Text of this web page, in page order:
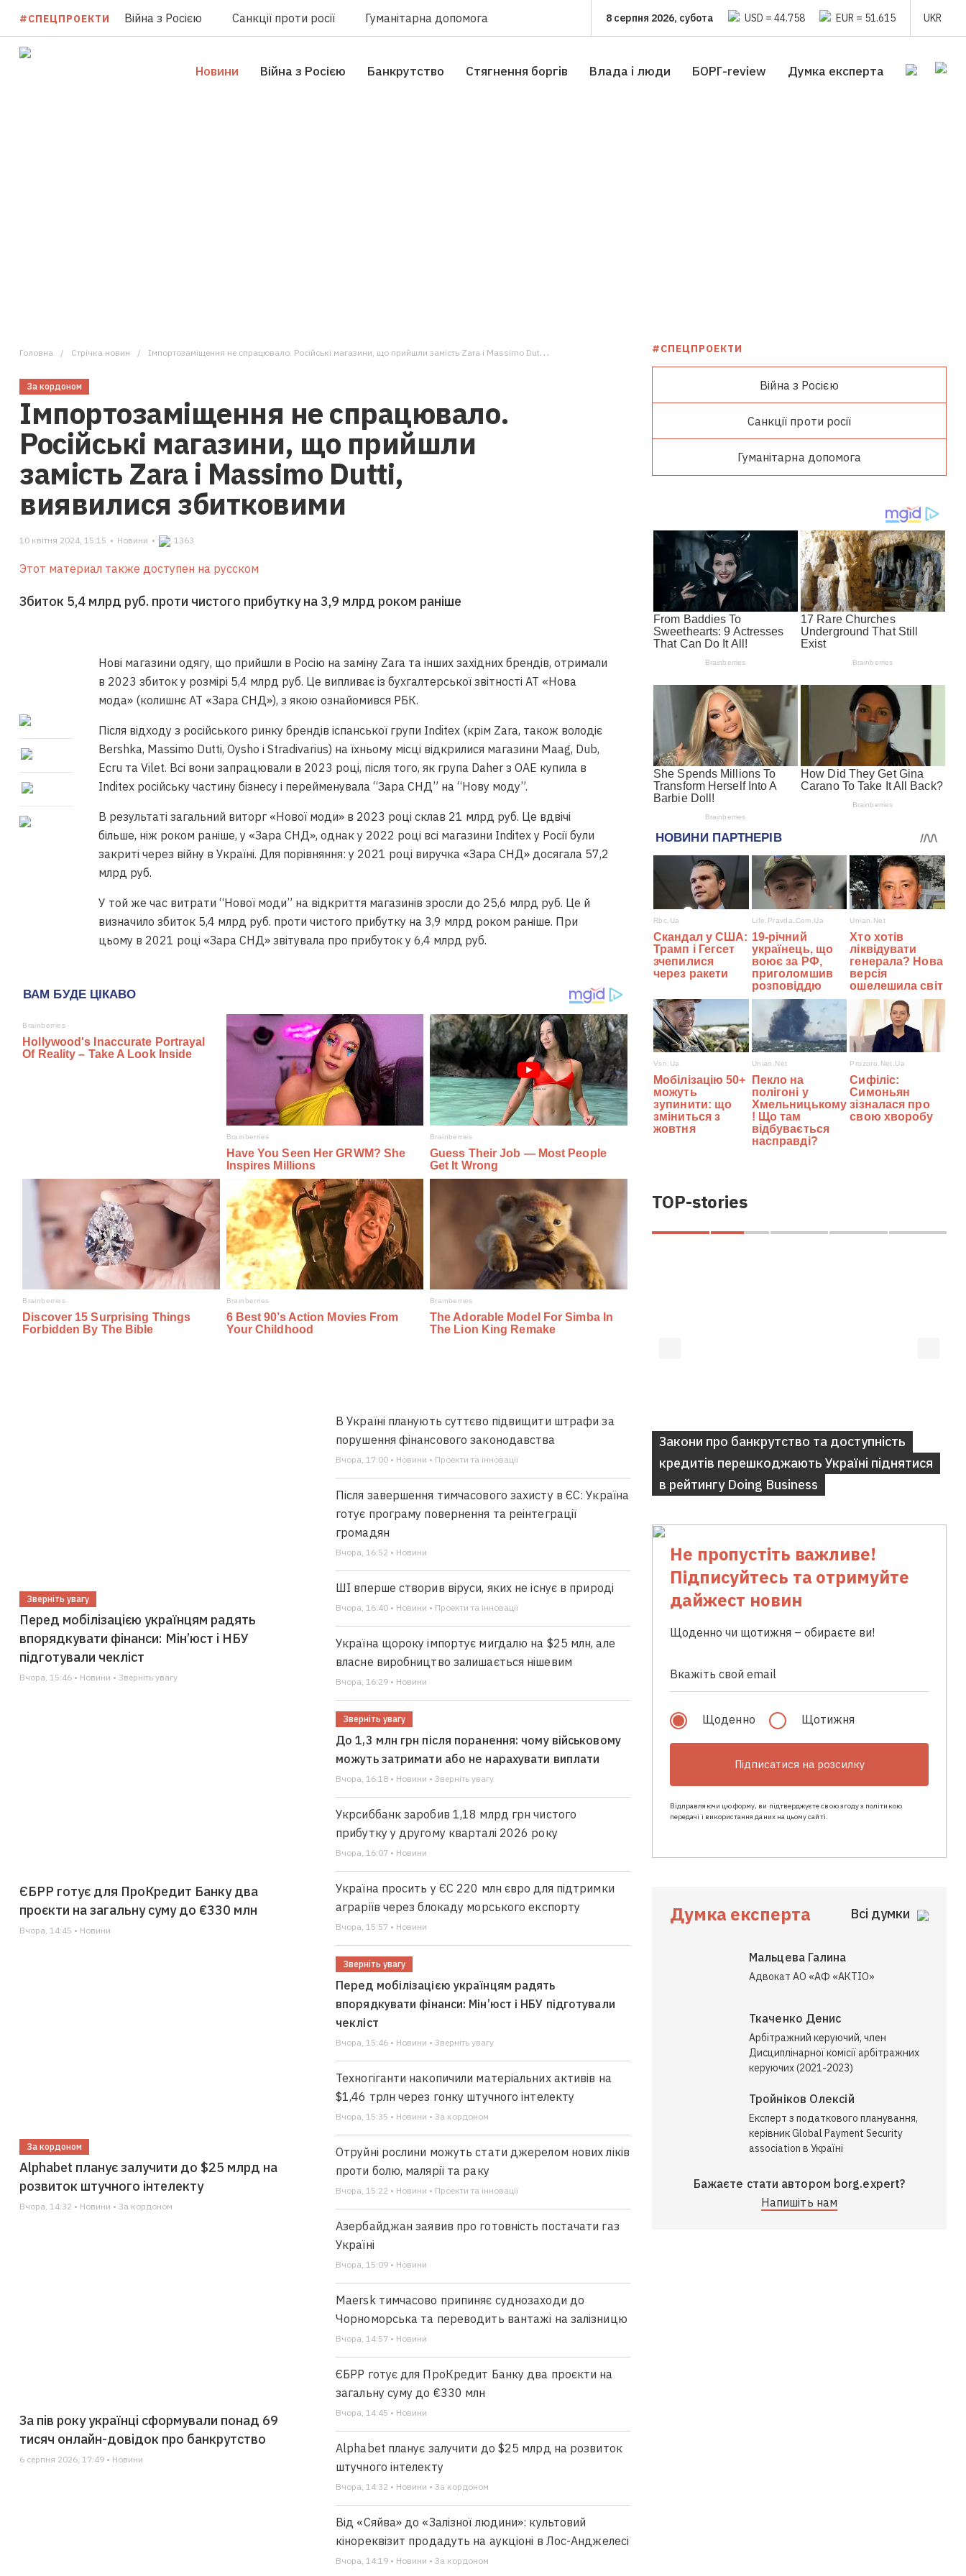
#СПЕЦПРОЕКТИ Війна з Росією Санкції проти росії Гуманітарна допомога 8 серпня 2026, субота USD = 44.758 EUR = 51.615 UKR
Новини Війна з Росією Банкрутство Стягнення боргiв Влада i люди БОРГ-review Думка експерта
Головна Стрічка новин Імпортозаміщення не спрацювало. Російські магазини, що прийшли замість Zara і Massimo Dutti, виявилися збитковими
За кордоном
Імпортозаміщення не спрацювало.
Російські магазини, що прийшли
замість Zara і Massimo Dutti,
виявилися збитковими
10 квітня 2024, 15:15 • Новини • 1363
Этот материал также доступен на русском
Збиток 5,4 млрд руб. проти чистого прибутку на 3,9 млрд роком раніше
Нові магазини одягу, що прийшли в Росію на заміну Zara та інших західних брендів, отримали
в 2023 збиток у розмірі 5,4 млрд руб. Це випливає із бухгалтерської звітності АТ «Нова
мода» (колишнє АТ «Зара СНД»), з якою ознайомився РБК.
Після відходу з російського ринку брендів іспанської групи Inditex (крім Zara, також володіє
Bershka, Massimo Dutti, Oysho і Stradivarius) на їхньому місці відкрилися магазини Maag, Dub,
Ecru та Vilet. Всі вони запрацювали в 2023 році, після того, як група Daher з ОАЕ купила в
Inditex російську частину бізнесу і перейменувала “Зара СНД” на “Нову моду”.
В результаті загальний виторг «Нової моди» в 2023 році склав 21 млрд руб. Це вдвічі
більше, ніж роком раніше, у «Зара СНД», однак у 2022 році всі магазини Inditex у Росії були
закриті через війну в Україні. Для порівняння: у 2021 році виручка «Зара СНД» досягала 57,2
млрд руб.
У той же час витрати “Нової моди” на відкриття магазинів зросли до 25,6 млрд руб. Це й
визначило збиток 5,4 млрд руб. проти чистого прибутку на 3,9 млрд роком раніше. При
цьому в 2021 році «Зара СНД» звітувала про прибуток у 6,4 млрд руб.
Зверніть увагу
Перед мобілізацією українцям радять
впорядкувати фінанси: Мін’юст і НБУ
підготували чекліст
Вчора, 15:46 • Новини • Зверніть увагу
ЄБРР готує для ПроКредит Банку два
проєкти на загальну суму до €330 млн
Вчора, 14:45 • Новини
За кордоном
Alphabet планує залучити до $25 млрд на
розвиток штучного інтелекту
Вчора, 14:32 • Новини • За кордоном
За пів року українці сформували понад 69
тисяч онлайн-довідок про банкрутство
6 серпня 2026, 17:49 • Новини
В Україні планують суттєво підвищити штрафи за
порушення фінансового законодавства
Вчора, 17:00 • Новини • Проекти та інновації
Після завершення тимчасового захисту в ЄС: Україна
готує програму повернення та реінтеграції
громадян
Вчора, 16:52 • Новини
ШІ вперше створив віруси, яких не існує в природі
Вчора, 16:40 • Новини • Проекти та інновації
Україна щороку імпортує мигдалю на $25 млн, але
власне виробництво залишається нішевим
Вчора, 16:29 • Новини
Зверніть увагу
До 1,3 млн грн після поранення: чому військовому
можуть затримати або не нарахувати виплати
Вчора, 16:18 • Новини • Зверніть увагу
Укрсиббанк заробив 1,18 млрд грн чистого
прибутку у другому кварталі 2026 року
Вчора, 16:07 • Новини
Україна просить у ЄС 220 млн євро для підтримки
аграріїв через блокаду морського експорту
Вчора, 15:57 • Новини
Зверніть увагу
Перед мобілізацією українцям радять
впорядкувати фінанси: Мін’юст і НБУ підготували
чекліст
Вчора, 15:46 • Новини • Зверніть увагу
Техногіганти накопичили матеріальних активів на
$1,46 трлн через гонку штучного інтелекту
Вчора, 15:35 • Новини • За кордоном
Отруйні рослини можуть стати джерелом нових ліків
проти болю, малярії та раку
Вчора, 15:22 • Новини • Проекти та інновації
Азербайджан заявив про готовність постачати газ
Україні
Вчора, 15:09 • Новини
Maersk тимчасово припиняє суднозаходи до
Чорноморська та переводить вантажі на залізницю
Вчора, 14:57 • Новини
ЄБРР готує для ПроКредит Банку два проєкти на
загальну суму до €330 млн
Вчора, 14:45 • Новини
Alphabet планує залучити до $25 млрд на розвиток
штучного інтелекту
Вчора, 14:32 • Новини • За кордоном
Від «Сяйва» до «Залізної людини»: культовий
кінореквізит продадуть на аукціоні в Лос-Анджелесі
Вчора, 14:19 • Новини • За кордоном
#СПЕЦПРОЕКТИ
Війна з Росією
Санкції проти росії
Гуманітарна допомога
TOP-stories
Закони про банкрутство та доступність
кредитів перешкоджають Україні піднятися
в рейтингу Doing Business
Не пропустіть важливе!
Підписуйтесь та отримуйте
дайжест новин
Щоденно чи щотижня – обираєте ви!
Щоденно Щотижня
Підписатися на розсилку
Відправляючи цю форму, ви підтверджуєте свою згоду з політикою
передачі і використання даних на цьому сайті.
Думка експерта Всі думки
Мальцева Галина
Адвокат АО «АФ «АКТІО»
Ткаченко Денис
Арбітражний керуючий, член
Дисциплінарної комісії арбітражних
керуючих (2021-2023)
Тройніков Олексій
Експерт з податкового планування,
керівник Global Payment Security
association в Україні
Бажаєте стати автором borg.expert?
Напишіть нам